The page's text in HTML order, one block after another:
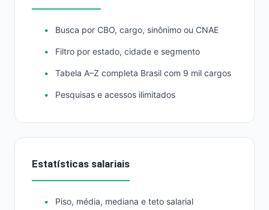
Busca por CBO, cargo, sinônimo ou CNAE
Filtro por estado, cidade e segmento
Tabela A–Z completa Brasil com 9 mil cargos
Pesquisas e acessos ilimitados
Estatísticas salariais
Piso, média, mediana e teto salarial